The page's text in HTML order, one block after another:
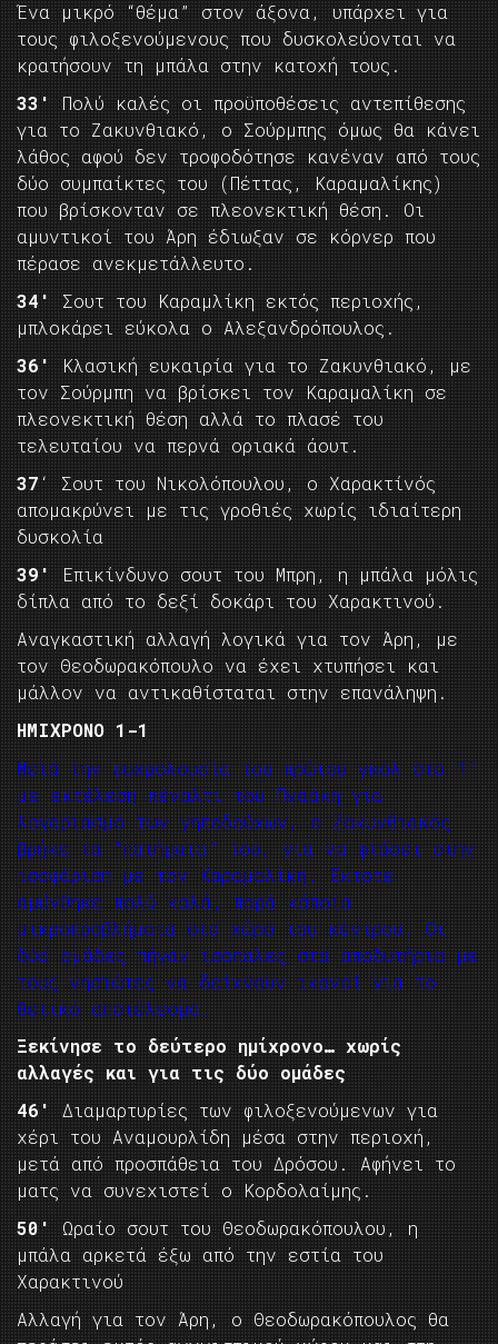
Ένα μικρό “θέμα” στον άξονα, υπάρχει για
τους φιλοξενούμενους που δυσκολεύονται να
κρατήσουν τη μπάλα στην κατοχή τους.
33′
Πολύ καλές οι προϋποθέσεις αντεπίθεσης
για το Ζακυνθιακό, ο Σούρμπης όμως θα κάνει
λάθος αφού δεν τροφοδότησε κανέναν από τους
δύο συμπαίκτες του (Πέττας, Καραμαλίκης)
που βρίσκονταν σε πλεονεκτική θέση. Οι
αμυντικοί του Άρη έδιωξαν σε κόρνερ που
πέρασε ανεκμετάλλευτο.
34′
Σουτ του Καραμλίκη εκτός περιοχής,
μπλοκάρει εύκολα ο Αλεξανδρόπουλος.
36′
Κλασική ευκαιρία για το Ζακυνθιακό, με
τον Σούρμπη να βρίσκει τον Καραμαλίκη σε
πλεονεκτική θέση αλλά το πλασέ του
τελευταίου να περνά οριακά άουτ.
37 ‘ Σουτ του Νικολόπουλου, ο Χαρακτίνός
απομακρύνει με τις γροθιές χωρίς ιδιαίτερη
δυσκολία
39′
Επικίνδυνο σουτ του Μπρη, η μπάλα μόλις
δίπλα από το δεξί δοκάρι του Χαρακτινού.
Αναγκαστική αλλαγή λογικά για τον Άρη, με
τον Θεοδωρακόπουλο να έχει χτυπήσει και
μάλλον να αντικαθίσταται στην επανάληψη.
ΗΜΙΧΡΟΝΟ 1-1
Μετά την ψυχρολουσία του πρώτου γκολ στο 1′
με εκτέλεση πέναλτι του Πναάκη για
λογαριασμό των γηπεδούχων, ο Ζακυνθιακός
βρήκε τα “πατήματα” του, για να φτάσει στην
ισοφάριση με τον Καραμαλίκη. Έκτοτε
αμύνθηκε πολύ καλά, παρά κάποια
μικροπροβλήματα στο χώρο του κέντρου. Οι
δύο ομάδες πήγαν ισόπαλες στα αποδυτήρια με
τους νησιώτες να δείχνουν ικανοί για το
θετικό αποτέλεσμα.
Ξεκίνησε το δεύτερο ημίχρονο… χωρίς
αλλαγές και για τις δύο ομάδες
46′
Διαμαρτυρίες των φιλοξενούμενων για
χέρι του Αναμουρλίδη μέσα στην περιοχή,
μετά από προσπάθεια του Δρόσου. Αφήνει το
ματς να συνεχιστεί ο Κορδολαίμης.
50′
Ωραίο σουτ του Θεοδωρακόπουλου, η
μπάλα αρκετά έξω από την εστία του
Χαρακτινού
Αλλαγή για τον Άρη, ο Θεοδωρακόπουλος θα